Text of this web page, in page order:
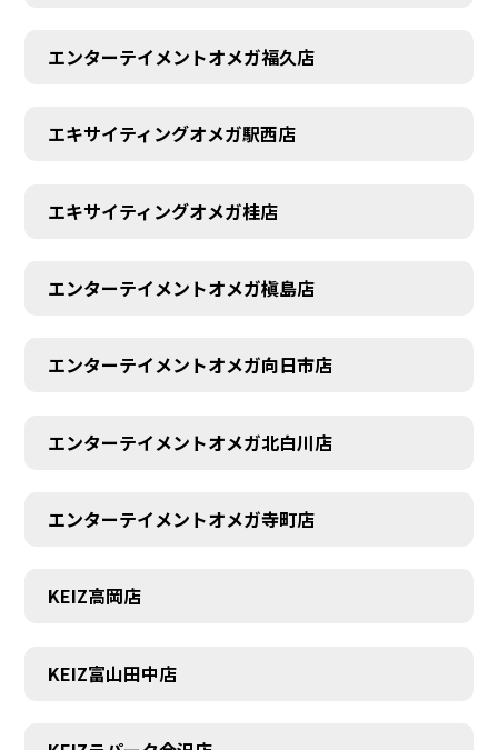
エンターテイメントオメガ福久店
エキサイティングオメガ駅西店
エキサイティングオメガ桂店
エンターテイメントオメガ槇島店
エンターテイメントオメガ向日市店
エンターテイメントオメガ北白川店
エンターテイメントオメガ寺町店
KEIZ高岡店
KEIZ富山田中店